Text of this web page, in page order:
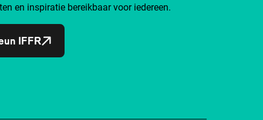
en inspiratie bereikbaar voor iedereen.
IFFR